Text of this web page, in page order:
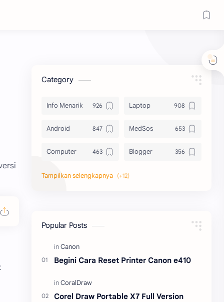
Category
Info Menarik Laptop
Android MedSos
Computer Blogger
Komputer Info Software
Canon
CoralDraw
Popular Posts
Begini Cara Reset Printer Canon e410
Corel Draw Portable X7 Full Version